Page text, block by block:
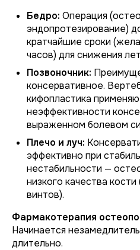
Бедро: Операция
эндопротезирование)
кратчайшие сроки
часов) для снижения
Позвоночник:
консервативное.
кифопластика
неэффективности
выраженном болевом
Плечо и луч:
эффективно при
нестабильности —
низкого качества
винтов).
Фармакотерапия
Начинается
длительно.